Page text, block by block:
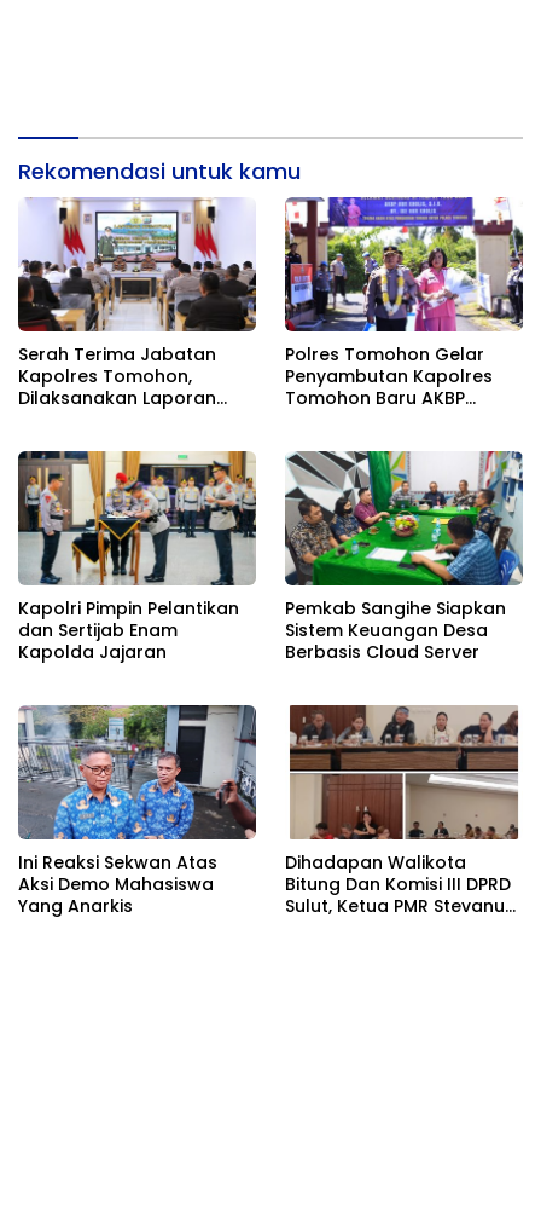
Rekomendasi untuk kamu
Serah Terima Jabatan
Kapolres Tomohon,
Dilaksanakan Laporan
Wilayah Hukum Polres
Tomohon
Polres Tomohon Gelar
Penyambutan Kapolres
Tomohon Baru AKBP
Kapolri Pimpin Pelantikan
dan Sertijab Enam
Kapolda Jajaran
Pemkab Sangihe Siapkan
Sistem Keuangan Desa
Berbasis Cloud Server
Ini Reaksi Sekwan Atas
Aksi Demo Mahasiswa
Yang Anarkis
Dihadapan Walikota
Bitung Dan Komisi III DPRD
Sulut, Ketua PMR Stevanus